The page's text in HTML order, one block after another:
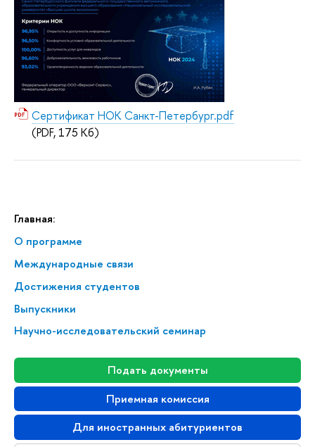
Главная:
О программе
Меж­ду­на­род­ные связи
Достижения студентов
Выпускники
Научно-исследовательский семинар
Подать документы
Приемная комиссия
Для иностранных абитуриентов
Сертификат НОК Санкт-Петербург.pdf
(PDF, 175 Кб)